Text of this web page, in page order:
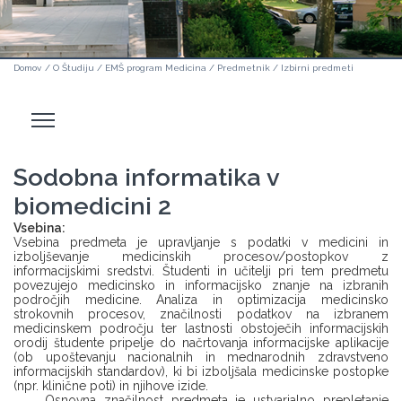
Domov / O Študiju / EMŠ program Medicina / Predmetnik / Izbirni predmeti
Odpri
stranski
Sodobna informatika v
biomedicini 2
Vsebina:
Vsebina predmeta je upravljanje s podatki v medicini in
izboljševanje medicinskih procesov/postopkov z
informacijskimi sredstvi. Študenti in učitelji pri tem predmetu
povezujejo medicinsko in informacijsko znanje na izbranih
področjih medicine. Analiza in optimizacija medicinsko
strokovnih procesov, značilnosti podatkov na izbranem
medicinskem področju ter lastnosti obstoječih informacijskih
orodij študente pripelje do načrtovanja informacijske aplikacije
(ob upoštevanju nacionalnih in mednarodnih zdravstveno
informacijskih standardov), ki bi izboljšala medicinske postopke
(npr. klinične poti) in njihove izide.